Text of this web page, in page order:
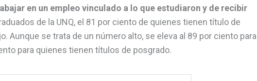
en un empleo vinculado a lo que estudiaron y de recibir
de la UNQ, el 81 por ciento de quienes tienen título de
Aunque se trata de un número alto, se eleva al 89 por ciento para
para quienes tienen títulos de posgrado.